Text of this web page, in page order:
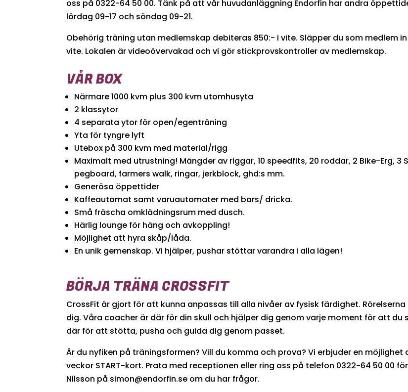
oss på 0322-64 50 00. Tänk på att vår huvudanläggning Endorfin har andra
lördag 09-17 och söndag 09-21.
Obehörig träning utan medlemskap debiteras 850:- i vite. Släpper du som medlem
vite. Lokalen är videoövervakad och vi gör stickprovskontroller av medlemskap.
VÅR BOX
Närmare 1000 kvm plus 300 kvm utomhusyta
2 klassytor
4 separata ytor för open/egenträning
Yta för tyngre lyft
Utebox på 300 kvm med material/rigg
Maximalt med utrustning! Mängder av riggar, 10 speedfits, 20 roddar, 2 Bike-Erg, 3
pegboard, farmers walk, ringar, jerkblock, ghd:s mm.
Generösa öppettider
Kaffeautomat samt varuautomater med bars/ dricka.
Små fräscha omklädningsrum med dusch.
Härlig lounge för häng och avkoppling!
Möjlighet att hyra skåp/låda.
En unik gemenskap. Vi hjälper, pushar stöttar varandra i alla lägen!
BÖRJA TRÄNA CROSSFIT
CrossFit är gjort för att kunna anpassas till alla nivåer av fysisk färdighet.
dig. Våra coacher är där för din skull och hjälper dig genom varje moment för att du
där för att stötta, pusha och guida dig genom passet.
Är du nyfiken på träningsformen? Vill du komma och prova? Vi erbjuder en
veckor START-kort. Prata med receptionen eller ring oss på telefon 0322-64 50 00
Nilsson på simon@endorfin.se om du har frågor.